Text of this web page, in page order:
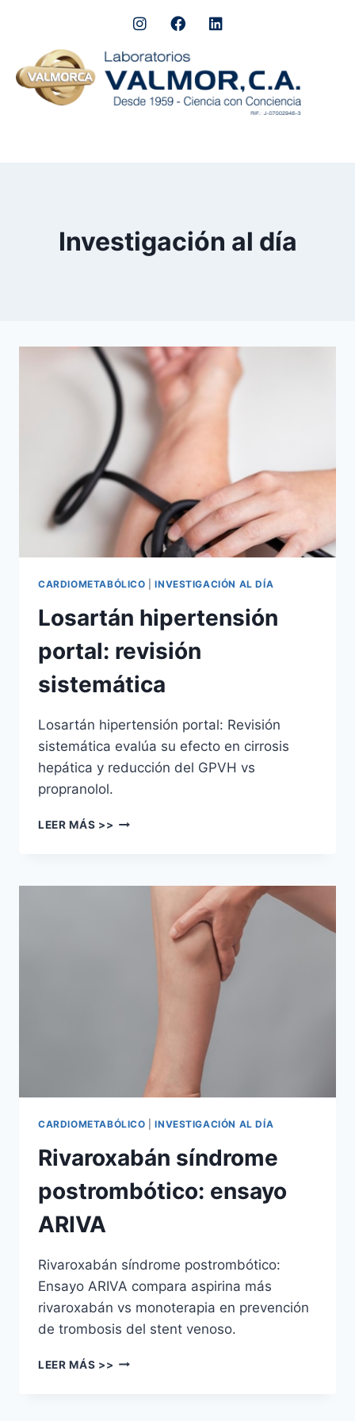
Investigación al día
CARDIOMETABÓLICO |INVESTIGACIÓN AL DÍA
Losartán hipertensión
portal: revisión
sistemática
Losartán hipertensión portal: Revisión
sistemática evalúa su efecto en cirrosis
hepática y reducción del GPVH vs
propranolol.
LEER MÁS >>
CARDIOMETABÓLICO |INVESTIGACIÓN AL DÍA
Rivaroxabán síndrome
postrombótico: ensayo
ARIVA
Rivaroxabán síndrome postrombótico:
Ensayo ARIVA compara aspirina más
rivaroxabán vs monoterapia en prevención
de trombosis del stent venoso.
LEER MÁS >>